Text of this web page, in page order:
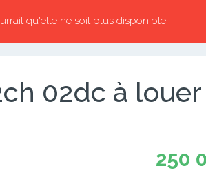
qu'elle ne soit plus disponible.
02dc à louer
250